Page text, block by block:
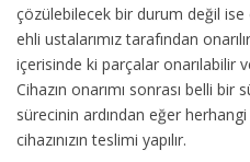
çözülebilecek bir durum değil ise
ehli ustalarımız tarafından
içerisinde ki parçalar onarılabilir
Cihazın onarımı sonrası belli
sürecinin ardından eğer
cihazınızın teslimi yapılır.